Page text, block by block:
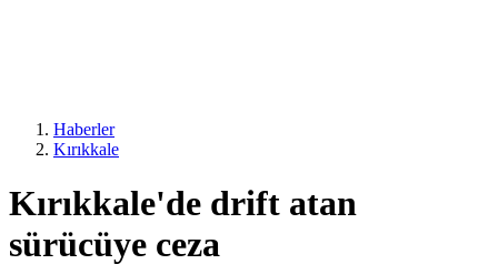
Haberler
Kırıkkale
Kırıkkale'de drift atan
sürücüye ceza